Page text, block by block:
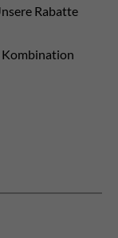
Rabatte